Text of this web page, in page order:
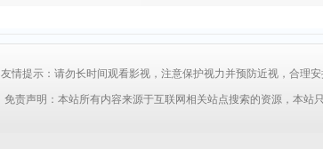
友情提示：请勿长时间观看影视，注意保护视力并预防近视，合理
免责声明：本站所有内容来源于互联网相关站点搜索的资源，本站